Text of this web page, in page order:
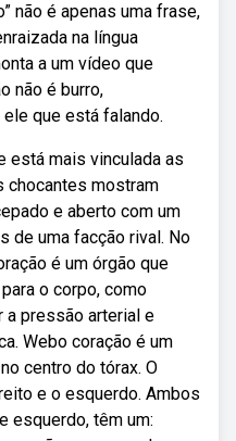
não é apenas uma frase,
na língua
a um vídeo que
não é burro,
que está falando.
está mais vinculada as
chocantes mostram
e aberto com um
de uma facção rival. No
é um órgão que
o corpo, como
a pressão arterial e
Webo coração é um
centro do tórax. O
e o esquerdo. Ambos
esquerdo, têm um: